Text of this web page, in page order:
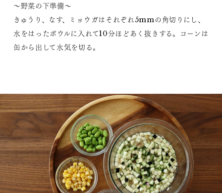
～野菜の下準備～
きゅうり、なす、ミョウガはそれぞれ5mmの角切りにし、
水をはったボウルに入れて10分ほどあく抜きする。コーンは
缶から出して水気を切る。